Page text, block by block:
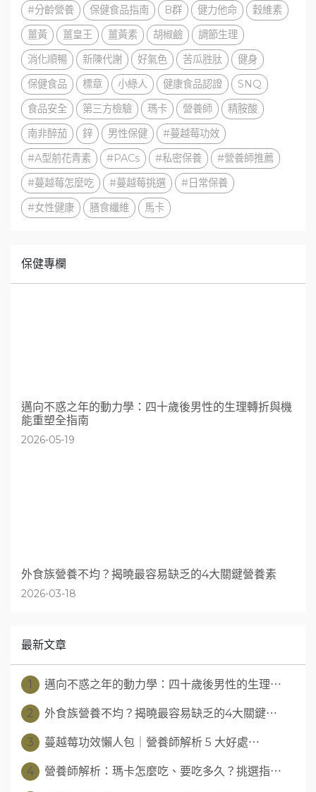
#分齡營養
保健食品指南 B群 健力他命
穀維素
薑黃
薑皇王 薑黃素 胡椒鹼
調節生理
消化順暢
新陳代謝 好氣色 苦瓜胜肽
健身
保健食品
標章 小綠人 健康食品認證
SNQ
食品安全
第三方檢驗 瑪卡 營養師
精胺酸
南非醉茄
鋅 男性保健
#蔓越莓功效
#A型前花青素
#PACs #私密保養
#營養師推薦
#蔓越莓怎麼吃
#蔓越莓挑選
#日常保養
#女性健康
膳食纖維 馬卡
保健專欄
邁向不惑之年的動力學：四十歲後男性的生理轉折與機
能重塑全指南
2026-05-19
外食族營養不均？揭曉最容易缺乏的4大關鍵營養素
2026-03-18
最新文章
1 邁向不惑之年的動力學：四十歲後男性的生理⋯
2 外食族營養不均？揭曉最容易缺乏的4大關鍵⋯
3 蔓越莓功效懶人包｜營養師解析 5 大好處⋯
4 營養師解析：瑪卡怎麼吃、要吃多久？挑選指⋯